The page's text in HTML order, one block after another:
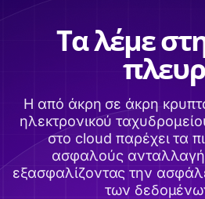
Τα λέμε
Η από άκρη σε άκρη
ηλεκτρονικού
στο cloud παρέχει τα
ασφαλούς
εξασφαλίζοντας την
των